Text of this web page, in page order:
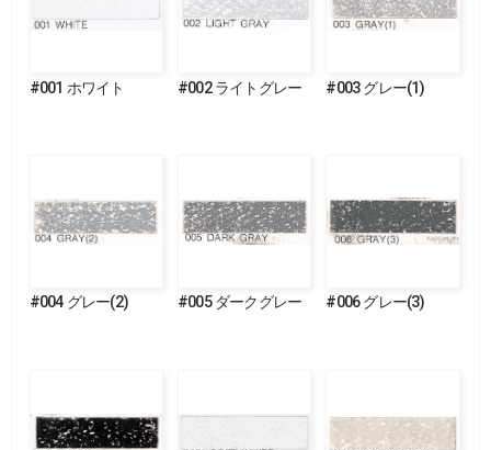
#001 ホワイト #002 ライトグレー #003 グレー(1)
#004 グレー(2) #005 ダークグレー #006 グレー(3)